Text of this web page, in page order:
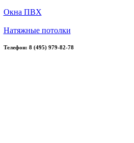
Окна ПВХ
Натяжные потолки
Телефон: 8 (495) 979-82-78